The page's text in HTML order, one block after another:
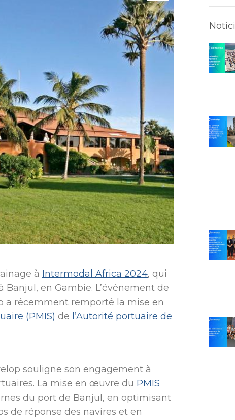
à Intermodal Africa 2024, qui
en Gambie. L’événement de
a récemment remporté la mise en
(PMIS) de l’Autorité portuaire de
souligne son engagement à
La mise en œuvre du PMIS
du port de Banjul, en optimisant
de réponse des navires et en